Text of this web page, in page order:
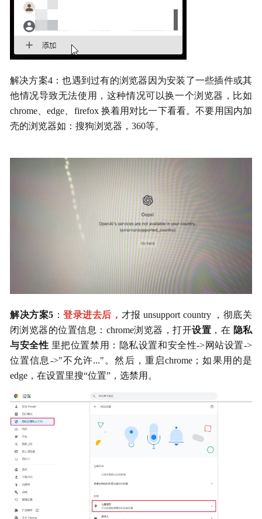
解决方案4：也遇到过有的浏览器因为安装了一些插件或其
他情况导致无法使用，这种情况可以换一个浏览器，比如
chrome、edge、firefox 换着用对比一下看看。不要用国内加
壳的浏览器如：搜狗浏览器，360等。
解决方案5 ：登录进去后， 才报 unsupport country ，彻底关
闭浏览器的位置信息：chrome浏览器，打开设置 ，在 隐私
与安全性 里把位置禁用：隐私设置和安全性->网站设置->
位置信息->"不允许..."。然后，重启chrome；如果用的是
edge，在设置里搜“位置”，选禁用。